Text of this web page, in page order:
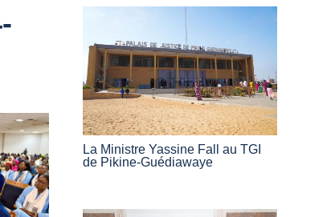
La Ministre Yassine Fall au TGI
de Pikine-Guédiawaye